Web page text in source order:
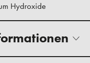
Hydroxide